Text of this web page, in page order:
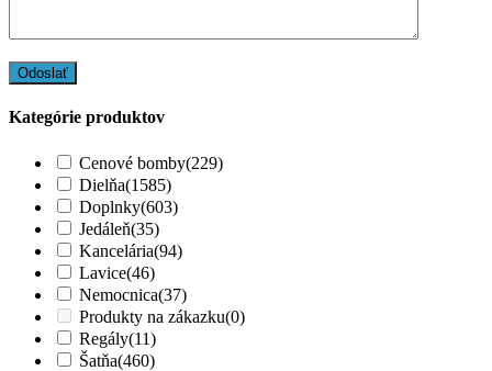
Kategórie produktov
Cenové bomby(229)
Dielňa(1585)
Doplnky(603)
Jedáleň(35)
Kancelária(94)
Lavice(46)
Nemocnica(37)
Produkty na zákazku(0)
Regály(11)
Šatňa(460)